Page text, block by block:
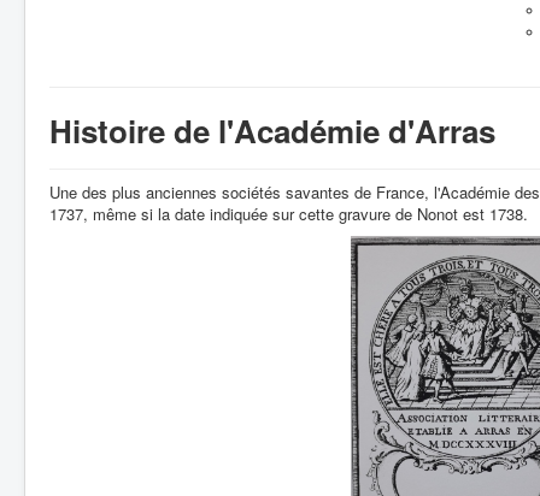
Histoire de l'Académie d'Arras
Une des plus anciennes sociétés savantes de France, l'Académie
1737, même si la date indiquée sur cette gravure de Nonot est 1738.